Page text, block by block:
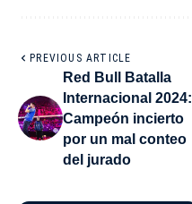
PREVIOUS ARTICLE
Red Bull Batalla
Internacional 2024:
Campeón incierto
por un mal conteo
del jurado